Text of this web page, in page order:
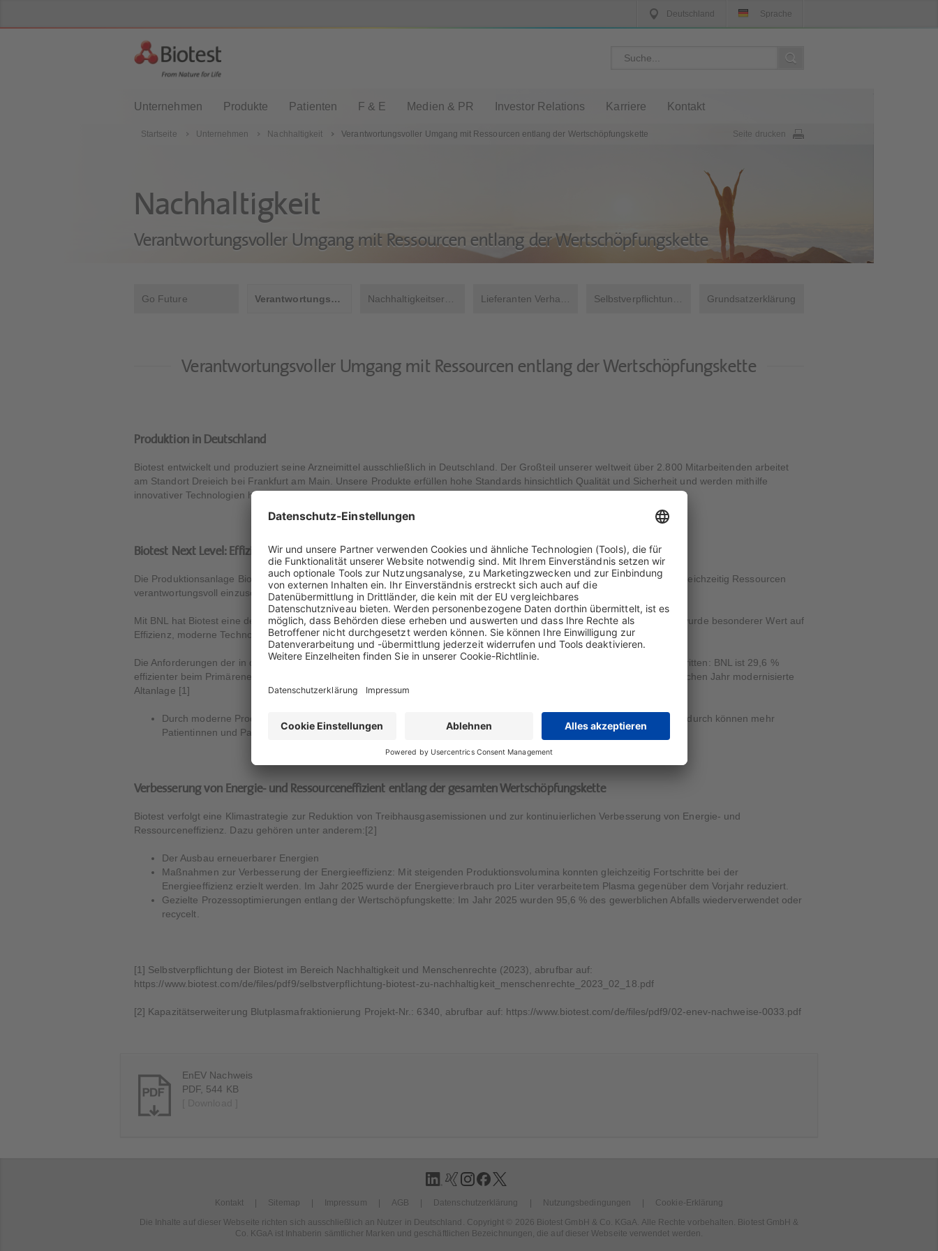
Deutschland Sprache
Nachhaltigkeit
Verantwortungsvoller Umgang mit Ressourcen entlang der Wertschöpfungskette
Go Future Verantwortungsvoller Umgang mit Ressourcen entlang der Wertschöpfungskette Grundsatzerklärung
Unternehmen Produkte Patienten F & E Medien & PR Investor Relations Karriere Kontakt
Startseite Unternehmen Nachhaltigkeit Verantwortungsvoller Umgang mit Ressourcen entlang der Wertschöpfungskette Seite drucken
Verantwortungsvoller Umgang mit Ressourcen entlang der Wertschöpfungskette
Produktion in Deutschland
Biotest entwickelt und produziert seine Arzneimittel ausschließlich in Deutschland. Der Großteil unserer weltweit über 2.800 Mitarbeitenden arbeitet
am Standort Dreieich bei Frankfurt am Main. Unsere Produkte erfüllen hohe Standards hinsichtlich Qualität und Sicherheit und werden mithilfe
innovativer Technologien hergestellt.
Biotest Next Level: Effiziente Produktion mit moderner Infrastruktur
Die Produktionsanlage Biotest Next Level (BNL) unterstützt unseren Anspruch, hochwertige Therapien bereitzustellen und gleichzeitig Ressourcen
verantwortungsvoll einzusetzen.
Mit BNL hat Biotest eine der modernsten Produktionsanlagen für Plasmaproteine geschaffen. Bereits bei Planung und Bau wurde besonderer Wert auf
Effizienz, moderne Technologien und ressourcenschonende Produktionsprozesse gelegt.
Die Anforderungen der in der Bauphase gültigen deutschen Energiesparverordnung (EnEV 2014) wurden deutlich unterschritten: BNL ist 29,6 %
effizienter beim Primärenergiebedarf als von der EnEV 2014 gefordert und damit doppelt so energieeffizient wie eine im gleichen Jahr modernisierte
Altanlage [1]
Durch moderne Produktionsprozesse können aus einem Liter Plasma mehr Produkte gewonnen werden als zuvor. Dadurch können mehr
Patientinnen und Patienten mit dringend benötigten Therapien versorgt werden.
Verbesserung von Energie- und Ressourceneffizient entlang der gesamten Wertschöpfungskette
Biotest verfolgt eine Klimastrategie zur Reduktion von Treibhausgasemissionen und zur kontinuierlichen Verbesserung von Energie- und
Ressourceneffizienz. Dazu gehören unter anderem:[2]
Der Ausbau erneuerbarer Energien
Maßnahmen zur Verbesserung der Energieeffizienz: Mit steigenden Produktionsvolumina konnten gleichzeitig Fortschritte bei der
Energieeffizienz erzielt werden. Im Jahr 2025 wurde der Energieverbrauch pro Liter verarbeitetem Plasma gegenüber dem Vorjahr reduziert.
Gezielte Prozessoptimierungen entlang der Wertschöpfungskette: Im Jahr 2025 wurden 95,6 % des gewerblichen Abfalls wiederverwendet oder
recycelt.
[1] Selbstverpflichtung der Biotest im Bereich Nachhaltigkeit und Menschenrechte (2023), abrufbar auf:
https://www.biotest.com/de/files/pdf9/selbstverpflichtung-biotest-zu-nachhaltigkeit_menschenrechte_2023_02_18.pdf
[2] Kapazitätserweiterung Blutplasmafraktionierung Projekt-Nr.: 6340, abrufbar auf: https://www.biotest.com/de/files/pdf9/02-enev-nachweise-0033.pdf
EnEV Nachweis
PDF, 544 KB
Kontakt Sitemap Impressum AGB Datenschutzerklärung Nutzungsbedingungen
Cookie-Erklärung
Die Inhalte auf dieser Webseite richten sich ausschließlich an Nutzer in Deutschland. Copyright © 2026 Biotest GmbH & Co. KGaA. Alle Rechte vorbehalten. Biotest GmbH &
Co. KGaA ist Inhaberin sämtlicher Marken und geschäftlichen Bezeichnungen, die auf dieser Webseite verwendet werden.